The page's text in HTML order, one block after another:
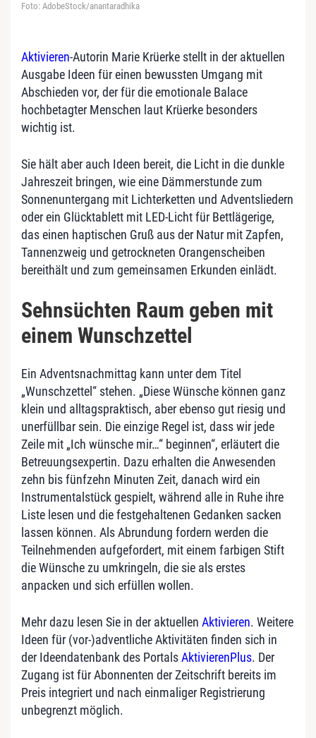
Foto: AdobeStock/anantaradhika
Aktivieren-Autorin Marie Krüerke stellt in der aktuellen
Ausgabe Ideen für einen bewussten Umgang mit
Abschieden vor, der für die emotionale Balace
hochbetagter Menschen laut Krüerke besonders
wichtig ist.
Sie hält aber auch Ideen bereit, die Licht in die dunkle
Jahreszeit bringen, wie eine Dämmerstunde zum
Sonnenuntergang mit Lichterketten und Adventsliedern
oder ein Glücktablett mit LED-Licht für Bettlägerige,
das einen haptischen Gruß aus der Natur mit Zapfen,
Tannenzweig und getrockneten Orangenscheiben
bereithält und zum gemeinsamen Erkunden einlädt.
Sehnsüchten Raum geben mit
einem Wunschzettel
Ein Adventsnachmittag kann unter dem Titel
„Wunschzettel“ stehen. „Diese Wünsche können ganz
klein und alltagspraktisch, aber ebenso gut riesig und
unerfüllbar sein. Die einzige Regel ist, dass wir jede
Zeile mit „Ich wünsche mir…“ beginnen“, erläutert die
Betreuungsexpertin. Dazu erhalten die Anwesenden
zehn bis fünfzehn Minuten Zeit, danach wird ein
Instrumentalstück gespielt, während alle in Ruhe ihre
Liste lesen und die festgehaltenen Gedanken sacken
lassen können. Als Abrundung fordern werden die
Teilnehmenden aufgefordert, mit einem farbigen Stift
die Wünsche zu umkringeln, die sie als erstes
anpacken und sich erfüllen wollen.
Mehr dazu lesen Sie in der aktuellen Aktivieren. Weitere
Ideen für (vor-)adventliche Aktivitäten finden sich in
der Ideendatenbank des PortalsAktivierenPlus. Der
Zugang ist für Abonnenten der Zeitschrift bereits im
Preis integriert und nach einmaliger Registrierung
unbegrenzt möglich.